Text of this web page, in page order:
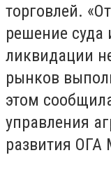
торговлей.
решение суда
ликвидации
рынков
этом
управления
развития ОГА